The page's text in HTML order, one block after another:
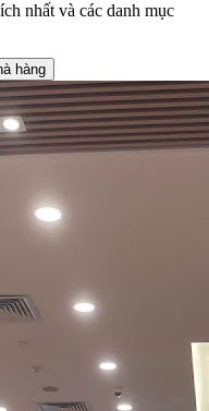
nhất và các danh mục
hàng